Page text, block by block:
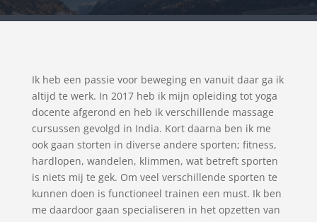
Ik heb een passie voor beweging en vanuit daar ga ik
altijd te werk. In 2017 heb ik mijn opleiding tot yoga
docente afgerond en heb ik verschillende massage
cursussen gevolgd in India. Kort daarna ben ik me
ook gaan storten in diverse andere sporten; fitness,
hardlopen, wandelen, klimmen, wat betreft sporten
is niets mij te gek. Om veel verschillende sporten te
kunnen doen is functioneel trainen een must. Ik ben
me daardoor gaan specialiseren in het opzetten van